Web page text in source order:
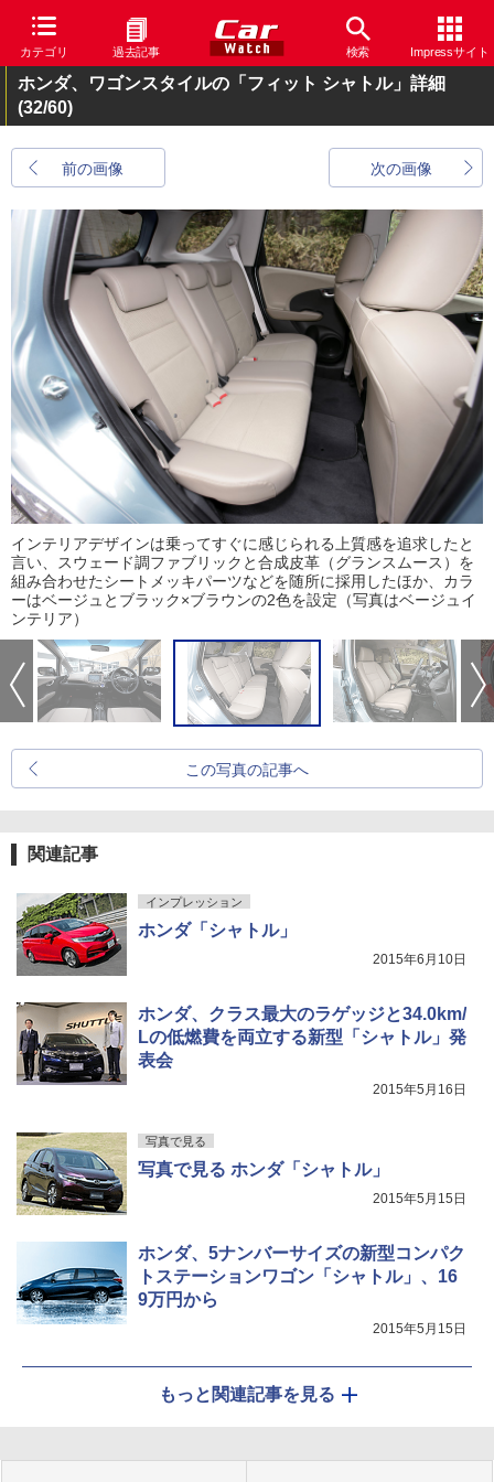
カテゴリ 過去記事 検索 Impressサイト
ホンダ、ワゴンスタイルの「フィット シャトル」詳細
(32/60)
前の画像 次の画像
インテリアデザインは乗ってすぐに感じられる上質感を追求したと
言い、スウェード調ファブリックと合成皮革（グランスムース）を
組み合わせたシートメッキパーツなどを随所に採用したほか、カラ
ーはベージュとブラック×ブラウンの2色を設定（写真はベージュイ
ンテリア）
この写真の記事へ
関連記事
インプレッション
ホンダ「シャトル」
2015年6月10日
ホンダ、クラス最大のラゲッジと34.0km/
Lの低燃費を両立する新型「シャトル」発
表会
2015年5月16日
写真で見る
写真で見る ホンダ「シャトル」
2015年5月15日
ホンダ、5ナンバーサイズの新型コンパク
トステーションワゴン「シャトル」、16
9万円から
2015年5月15日
もっと関連記事を見る